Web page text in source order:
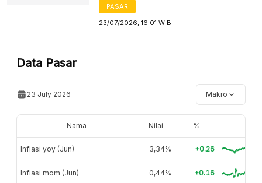
PASAR
23/07/2026, 16:01 WIB
Data Pasar
23 July 2026 Makro
Nama Nilai %
Inflasi yoy (Jun) 3,34% +0.26
Inflasi mom (Jun) 0,44% +0.16